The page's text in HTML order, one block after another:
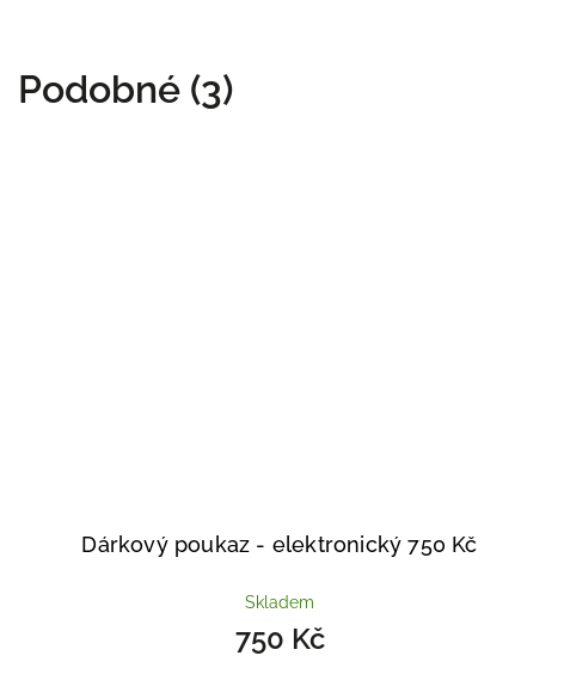
Podobné (3)
Dárkový poukaz - elektronický 750 Kč
Skladem
750 Kč